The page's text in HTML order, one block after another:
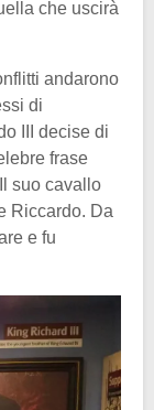
che uscirà
andarono
di
III decise di
frase
suo cavallo
Riccardo. Da
e fu